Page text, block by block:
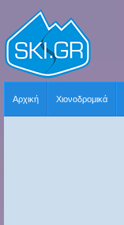
Αρχική Χιονοδρομικά